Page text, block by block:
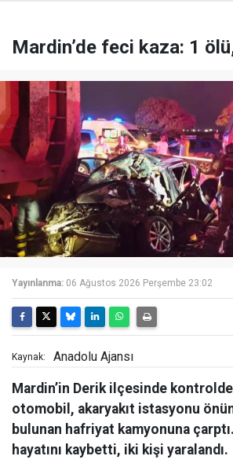
Mardin’de feci kaza: 1
Yayınlanma: 06 Ağustos 2026 Perşembe 23:02
Kaynak: Anadolu Ajansı
Mardin’in Derik ilçesinde
otomobil, akaryakıt istasyonu
bulunan hafriyat kamyonuna
hayatını kaybetti, iki kişi yaralandı.